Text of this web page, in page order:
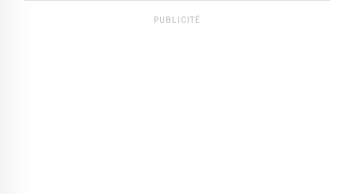
PUBLICITÉ